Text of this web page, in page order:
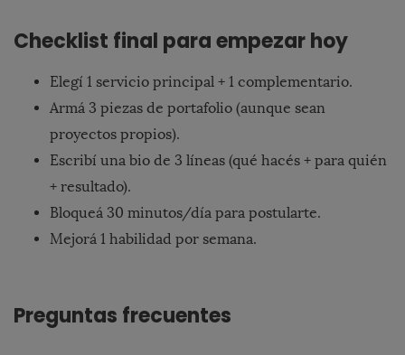
Checklist final para empezar hoy
Elegí 1 servicio principal + 1 complementario.
Armá 3 piezas de portafolio (aunque sean
proyectos propios).
Escribí una bio de 3 líneas (qué hacés + para quién
+ resultado).
Bloqueá 30 minutos/día para postularte.
Mejorá 1 habilidad por semana.
Preguntas frecuentes